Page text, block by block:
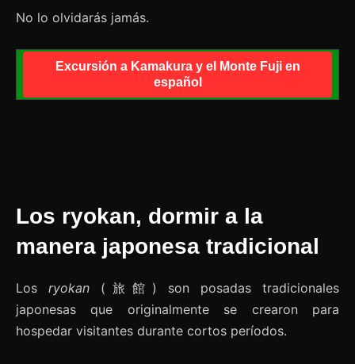
No lo olvidarás jamás.
Excursión a Kamakura y el Monte Fuji en
español
Los ryokan, dormir a la
manera japonesa tradicional
Los ryokan (旅館) son posadas tradicionales
japonesas que originalmente se crearon para
hospedar visitantes durante cortos períodos.